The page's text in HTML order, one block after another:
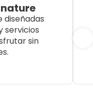
diseñadas
servicios
sin